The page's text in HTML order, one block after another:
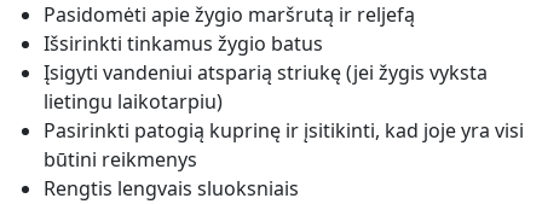
Pasidomėti apie žygio maršrutą ir reljefą
Išsirinkti tinkamus žygio batus
Įsigyti vandeniui atsparią striukę (jei žygis vyksta
lietingu laikotarpiu)
Pasirinkti patogią kuprinę ir įsitikinti, kad joje yra visi
būtini reikmenys
Rengtis lengvais sluoksniais